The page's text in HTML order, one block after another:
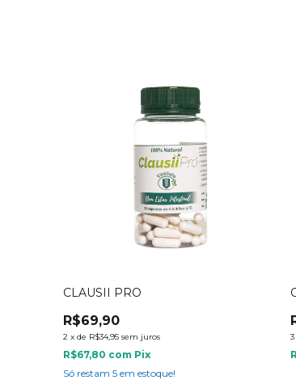
CLAUSII PRO
R$69,90
2 x de R$34,95 sem juros
R$67,80 com Pix
Só restam 5 em estoque!
3